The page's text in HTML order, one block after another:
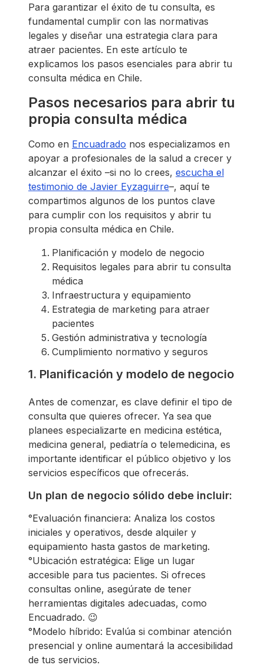
Para garantizar el éxito de tu consulta, es
fundamental cumplir con las normativas
legales y diseñar una estrategia clara para
atraer pacientes. En este artículo te
explicamos los pasos esenciales para abrir tu
consulta médica en Chile.
Pasos necesarios para abrir tu
propia consulta médica
Como en Encuadrado nos especializamos en
apoyar a profesionales de la salud a crecer y
alcanzar el éxito –si no lo crees, escucha el
testimonio de Javier Eyzaguirre–, aquí te
compartimos algunos de los puntos clave
para cumplir con los requisitos y abrir tu
propia consulta médica en Chile.
Planificación y modelo de negocio
Requisitos legales para abrir tu consulta
médica
Infraestructura y equipamiento
Estrategia de marketing para atraer
pacientes
Gestión administrativa y tecnología
Cumplimiento normativo y seguros
1. Planificación y modelo de negocio
Antes de comenzar, es clave definir el tipo de
consulta que quieres ofrecer. Ya sea que
planees especializarte en medicina estética,
medicina general, pediatría o telemedicina, es
importante identificar el público objetivo y los
servicios específicos que ofrecerás.
Un plan de negocio sólido debe incluir:
°Evaluación financiera: Analiza los costos
iniciales y operativos, desde alquiler y
equipamiento hasta gastos de marketing.
°Ubicación estratégica: Elige un lugar
accesible para tus pacientes. Si ofreces
consultas online, asegúrate de tener
herramientas digitales adecuadas, como
Encuadrado. 😉
°Modelo híbrido: Evalúa si combinar atención
presencial y online aumentará la accesibilidad
de tus servicios.